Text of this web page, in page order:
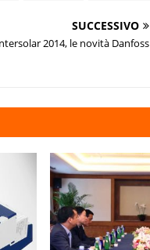
SUCCESSIVO
2014, le novità Danfoss